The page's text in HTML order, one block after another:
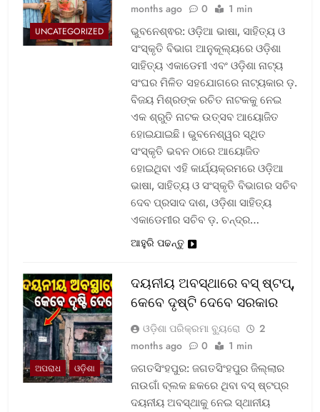
UNCATEGORIZED
months ago
0 1 min
ଭୁବନେଶ୍ଵର: ଓଡ଼ିଆ ଭାଷା, ସାହିତ୍ୟ ଓ
ସଂସ୍କୃତି ବିଭାଗ ଆନୁକୂଲ୍ୟରେ ଓଡ଼ିଶା
ସାହିତ୍ୟ ଏକାଡେମୀ ଏବଂ ଓଡ଼ିଶା ନାଟ୍ୟ
ସଂଘର ମିଳିତ ସହଯୋଗରେ ନାଟ୍ୟକାର ଡ଼.
ବିଜୟ ମିଶ୍ରଙ୍କ ରଚିତ ନାଟକକୁ ନେଇ
ଏକ ଶ୍ରୁତି ନାଟକ ଉତ୍ସବ ଆୟୋଜିତ
ହୋଇଯାଇଛି। ଭୁବନେଶ୍ୱର ସ୍ଥିତ
ସଂସ୍କୃତି ଭବନ ଠାରେ ଆୟୋଜିତ
ହୋଇଥିବା ଏହି କାର୍ଯ୍ୟକ୍ରମରେ ଓଡ଼ିଆ
ଭାଷା, ସାହିତ୍ୟ ଓ ସଂସ୍କୃତି ବିଭାଗର ସଚିବ
ଦେବ ପ୍ରସାଦ ଦାଶ, ଓଡ଼ିଶା ସାହିତ୍ୟ
ଏକାଡେମୀର ସଚିବ ଡ଼. ଚନ୍ଦ୍ର…
ଆହୁରି ପଢନ୍ତୁ
ଅପରାଧ ଓଡ଼ିଶା
ଦୟନୀୟ ଅବସ୍ଥାରେ ବସ୍‌ ଷ୍ଟପ୍‌,
କେବେ ଦୃଷ୍ଟି ଦେବେ ସରକାର
ଓଡ଼ିଶା ପରିକ୍ରମା ବ୍ୟୁରୋ
2
months ago
0 1 min
ଜଗତସିଂହପୁର: ଜଗତସିଂହପୁର ଜିଲ୍ଲାର
ନାଉଗାଁ ବ୍ଲକ ଛକରେ ଥିବା ବସ୍‌ ଷ୍ଟପ୍‌ର
ଦୟନୀୟ ଅବସ୍ଥାକୁ ନେଇ ସ୍ଥାନୀୟ